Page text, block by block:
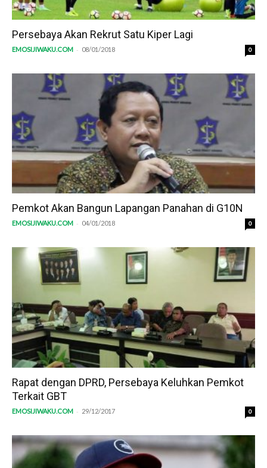
Persebaya Akan Rekrut Satu Kiper Lagi
EMOSIJIWAKU.COM - 08/01/2018 0
Pemkot Akan Bangun Lapangan Panahan di G10N
EMOSIJIWAKU.COM - 04/01/2018 0
Rapat dengan DPRD, Persebaya Keluhkan Pemkot
Terkait GBT
EMOSIJIWAKU.COM - 29/12/2017 0